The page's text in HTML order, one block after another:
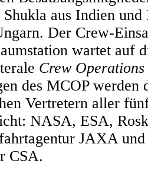
aus Indien
Der Crew-
wartet auf
Crew
des MCOP werden
Vertretern aller
NASA, ESA,
JAXA
CSA.